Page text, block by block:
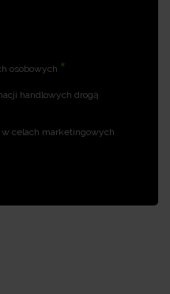
osobowych *
handlowych drogą
celach marketingowych